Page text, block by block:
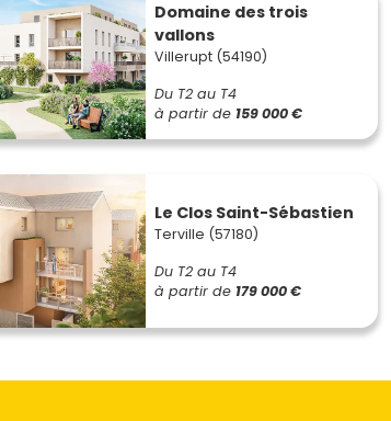
Domaine des trois
vallons
Villerupt (54190)
Du T2 au T4
à partir de 159 000 €
Le Clos Saint-Sébastien
Terville (57180)
Du T2 au T4
à partir de 179 000 €